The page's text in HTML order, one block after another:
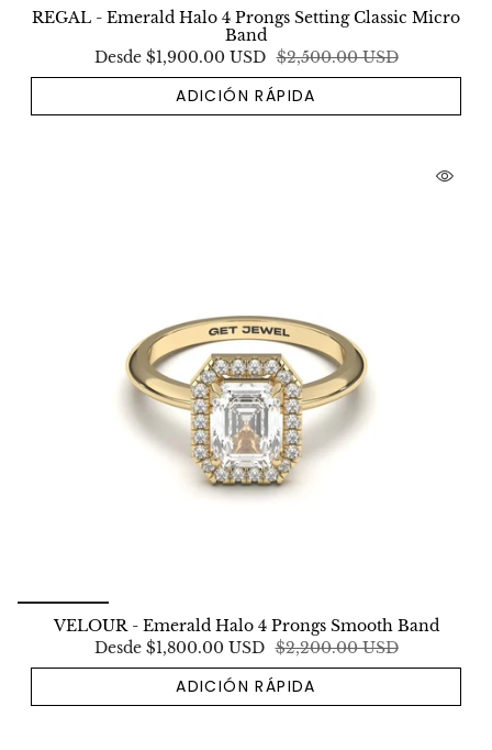
REGAL - Emerald Halo 4 Prongs Setting Classic Micro
Band
Desde$1,900.00 USD $2,500.00 USD
ADICIÓN RÁPIDA
VELOUR - Emerald Halo 4 Prongs Smooth Band
Desde$1,800.00 USD $2,200.00 USD
ADICIÓN RÁPIDA